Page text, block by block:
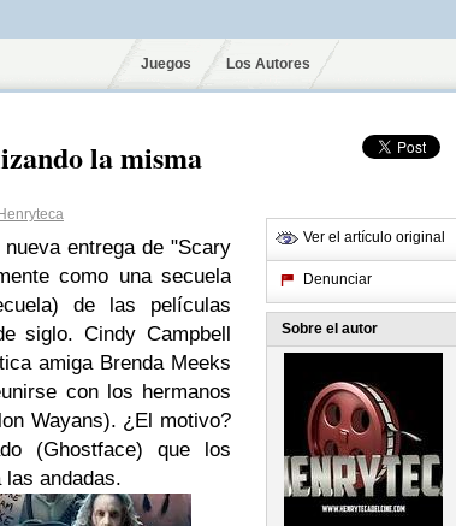
Juegos Los Autores
la misma
entrega de "Scary
como una secuela
de las películas
siglo. Cindy Campbell
amiga Brenda Meeks
con los hermanos
Wayans). ¿El motivo?
(Ghostface) que los
las andadas.
Ver el artículo original
Denunciar
Sobre el autor